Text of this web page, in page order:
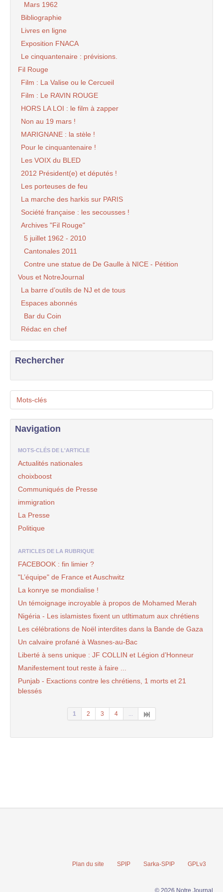
Mars 1962
Bibliographie
Livres en ligne
Exposition FNACA
Le cinquantenaire : prévisions.
Fil Rouge
Film : La Valise ou le Cercueil
Film : Le RAVIN ROUGE
HORS LA LOI : le film à zapper
Non au 19 mars !
MARIGNANE : la stèle !
Pour le cinquantenaire !
Les VOIX du BLED
2012 Président(e) et députés !
Les porteuses de feu
La marche des harkis sur PARIS
Société française : les secousses !
Archives "Fil Rouge"
5 juillet 1962 - 2010
Cantonales 2011
Contre une statue de De Gaulle à NICE - Pétition
Vous et NotreJournal
La barre d’outils de NJ et de tous
Espaces abonnés
Bar du Coin
Rédac en chef
Rechercher
Mots-clés
Navigation
MOTS-CLÉS DE L'ARTICLE
Actualités nationales
choixboost
Communiqués de Presse
immigration
La Presse
Politique
ARTICLES DE LA RUBRIQUE
FACEBOOK : fin limier ?
"L’équipe" de France et Auschwitz
La konrye se mondialise !
Un témoignage incroyable à propos de Mohamed Merah
Nigéria - Les islamistes fixent un utltimatum aux chrétiens
Les célébrations de Noël interdites dans la Bande de Gaza
Un calvaire profané à Wasnes-au-Bac
Liberté à sens unique : JF COLLIN et Légion d’Honneur
Manifestement tout reste à faire ...
Punjab - Exactions contre les chrétiens, 1 morts et 21
blessés
1 2 3 4 ...
Plan du site SPIP Sarka-SPIP GPLv3
© 2026 Notre Journal